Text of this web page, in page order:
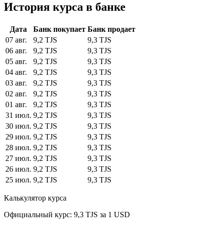
История курса в банке
Дата Банк покупает Банк продает
07 авг.
9,2 TJS
9,3 TJS
06 авг.
9,2 TJS
9,3 TJS
05 авг.
9,2 TJS
9,3 TJS
04 авг.
9,2 TJS
9,3 TJS
03 авг.
9,2 TJS
9,3 TJS
02 авг.
9,2 TJS
9,3 TJS
01 авг.
9,2 TJS
9,3 TJS
31 июл. 9,2 TJS
9,3 TJS
30 июл. 9,2 TJS
9,3 TJS
29 июл. 9,2 TJS
9,3 TJS
28 июл. 9,2 TJS
9,3 TJS
27 июл. 9,2 TJS
9,3 TJS
26 июл. 9,2 TJS
9,3 TJS
25 июл. 9,2 TJS 9,3 TJS
Калькулятор курса
Официальный курс: 9,3 TJS за 1 USD